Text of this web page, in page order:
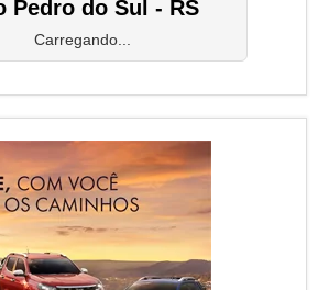
Pedro do Sul - RS
Carregando...